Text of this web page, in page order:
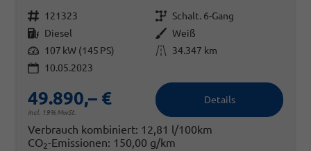
Fahrzeugnr. 121323 Getriebe Schalt. 6-Gang
Kraftstoff Diesel Außenfarbe Weiß
Leistung 107 kW (145 PS) Kilometerstand
34.347 km
10.05.2023
49.890,– €
incl. 19% MwSt.
Details
Verbrauch kombiniert: 12,81 l/100km
CO2-Emissionen: 150,00 g/km